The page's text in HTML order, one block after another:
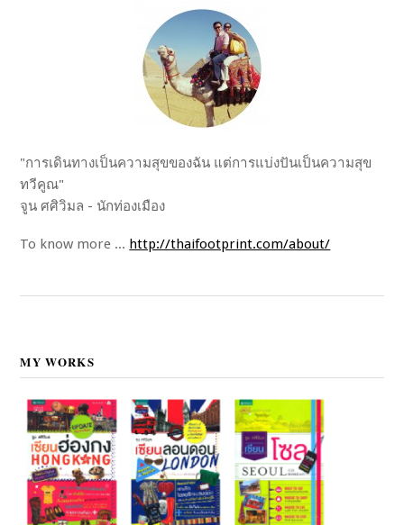
"การเดินทางเป็นความสุขของฉัน แต่การแบ่งปันเป็นความสุข
ทวีคูณ"
จูน ศศิวิมล - นักท่องเมือง
To know more ... http://thaifootprint.com/about/
MY WORKS